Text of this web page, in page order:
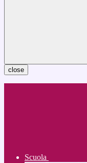
close
Scuola